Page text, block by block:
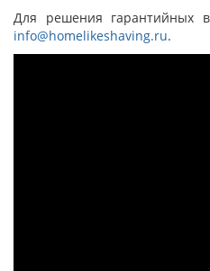
Для решения гарантийных
info@homelikeshaving.ru.